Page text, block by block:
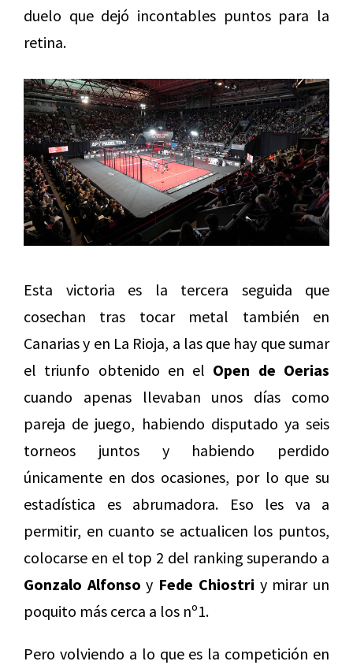
duelo que dejó incontables puntos para la
retina.
Esta victoria es la tercera seguida que
cosechan tras tocar metal también en
Canarias y en La Rioja, a las que hay que sumar
el triunfo obtenido en el Open de Oerias
cuando apenas llevaban unos días como
pareja de juego, habiendo disputado ya seis
torneos juntos y habiendo perdido
únicamente en dos ocasiones, por lo que su
estadística es abrumadora. Eso les va a
permitir, en cuanto se actualicen los puntos,
colocarse en el top 2 del ranking superando a
Gonzalo Alfonso y Fede Chiostri y mirar un
poquito más cerca a los nº1.
Pero volviendo a lo que es la competición en